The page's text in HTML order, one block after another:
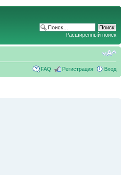
Расширенный поиск
FAQ Регистрация Вход